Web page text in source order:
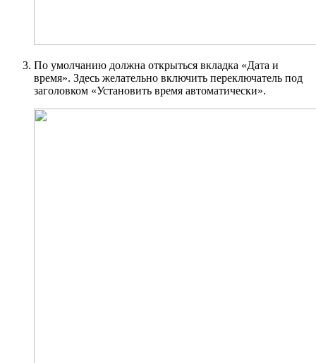
По умолчанию должна открыться вкладка «Дата и
время». Здесь желательно включить переключатель под
заголовком «Установить время автоматически».